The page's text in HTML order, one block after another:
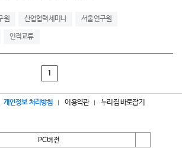
원 산업협력세미나 서울연구원
인적교류
1
개인정보 처리방침 이용약관 누리집 바로잡기
PC버전